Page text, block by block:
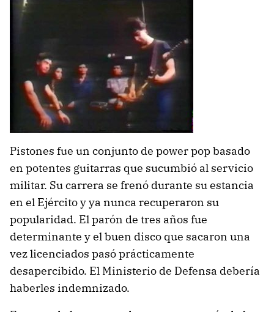
Pistones fue un conjunto de power pop basado
en potentes guitarras que sucumbió al servicio
militar. Su carrera se frenó durante su estancia
en el Ejército y ya nunca recuperaron su
popularidad. El parón de tres años fue
determinante y el buen disco que sacaron una
vez licenciados pasó prácticamente
desapercibido. El Ministerio de Defensa debería
haberles indemnizado.